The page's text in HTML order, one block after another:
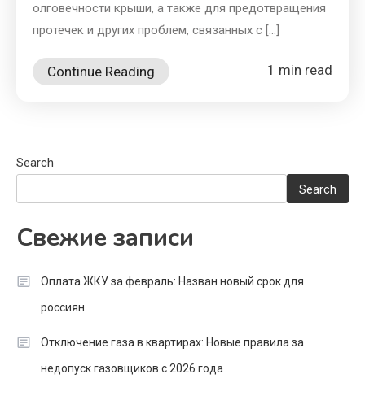
олговечности крыши, а также для предотвращения
протечек и других проблем, связанных с […]
Continue Reading 1 min read
Search
Search
Свежие записи
Оплата ЖКУ за февраль: Назван новый срок для
россиян
Отключение газа в квартирах: Новые правила за
недопуск газовщиков с 2026 года